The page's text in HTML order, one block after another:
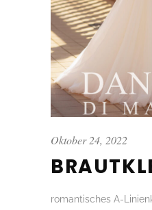
Oktober 24, 2022
romantisches A-